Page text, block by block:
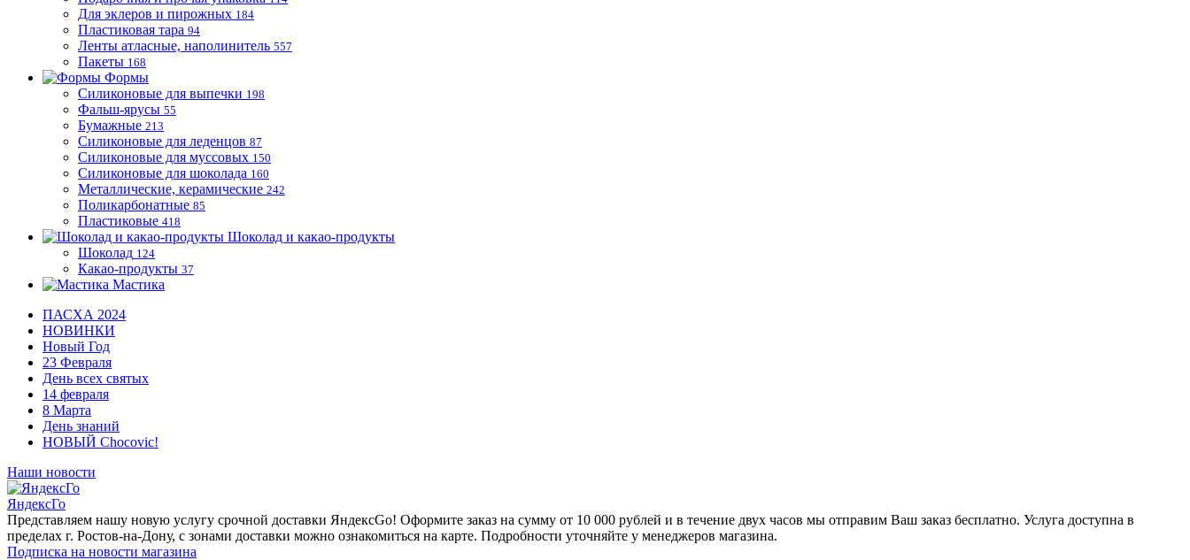
Для эклеров и пирожных 184
Пластиковая тара 94
Ленты атласные, наполинитель 557
Пакеты 168
Формы
Силиконовые для выпечки 198
Фальш-ярусы 55
Бумажные 213
Силиконовые для леденцов 87
Силиконовые для муссовых 150
Силиконовые для шоколада 160
Металлические, керамические 242
Поликарбонатные 85
Пластиковые 418
Шоколад и какао-продукты
Шоколад 124
Какао-продукты 37
Мастика
ПАСХА 2024
НОВИНКИ
Новый Год
23 Февраля
День всех святых
14 февраля
8 Марта
День знаний
НОВЫЙ Chocovic!
Наши новости
ЯндексГо
Представляем нашу новую услугу срочной доставки ЯндексGo! Оформите заказ на сумму от 10 000 рублей и в течение двух часов мы отправим Ваш заказ бесплатно. Услуга доступна в
пределах г. Ростов-на-Дону, с зонами доставки можно ознакомиться на карте. Подробности уточняйте у менеджеров магазина.
Подписка на новости магазина